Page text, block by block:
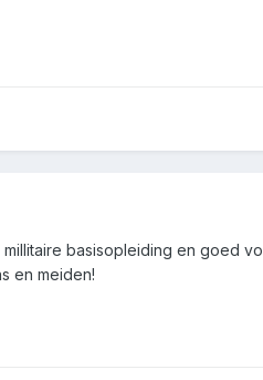
basisopleiding en goed
en meiden!